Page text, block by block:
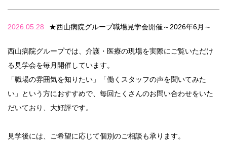
2026.05.28 ★西山病院グループ職場見学会開催～2026年6月～
西山病院グループでは、介護・医療の現場を実際にご覧いただけ
る見学会を毎月開催しています。
「職場の雰囲気を知りたい」「働くスタッフの声を聞いてみた
い」という方におすすめで、毎回たくさんのお問い合わせをいた
だいており、大好評です。
見学後には、ご希望に応じて個別のご相談も承ります。